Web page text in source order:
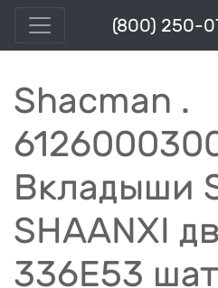
(800) 250-
Shacman .
Вкладыши
SHAANXI
336E53